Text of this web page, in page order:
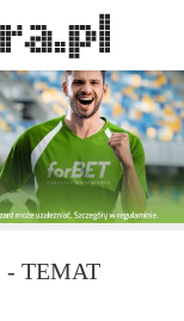
- TEMAT